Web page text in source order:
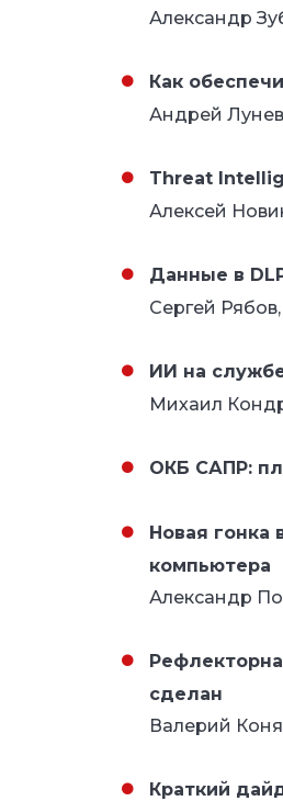
Александр
Как
Андрей
Threat
Алексей
Данные в
Сергей
ИИ на
Михаил
ОКБ САПР:
Новая гонка
компьютера
Александр
сделан
Валерий
Краткий